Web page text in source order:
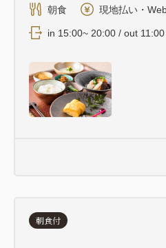
朝食 現地払い・
in 15:00~ 20:00 / out
朝食付